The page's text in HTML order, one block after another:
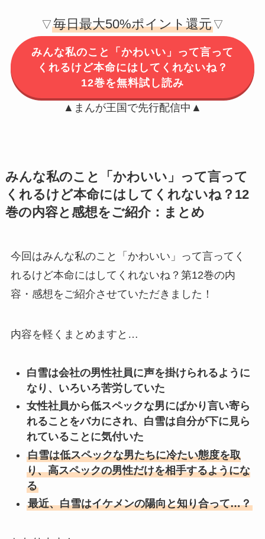
▽ 毎日最大50%ポイント還元 ▽
みんな私のこと「かわいい」って言って
くれるけど本命にはしてくれないね？
12巻を無料試し読み
▲まんが王国で先行配信中▲
みんな私のこと「かわいい」って言って
くれるけど本命にはしてくれないね？12
巻の内容と感想をご紹介：まとめ
今回はみんな私のこと「かわいい」って言ってく
れるけど本命にはしてくれないね？第12巻の内
容・感想をご紹介させていただきました！
内容を軽くまとめますと…
白雪は会社の男性社員に声を掛けられるように
なり、いろいろ苦労していた
女性社員から低スペックな男にばかり言い寄ら
れることをバカにされ、白雪は自分が下に見ら
れていることに気付いた
白雪は低スペックな男たちに冷たい態度を取
り、高スペックの男性だけを相手するようにな
る
最近、白雪はイケメンの陽向と知り合って…？